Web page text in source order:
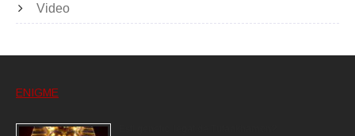
Video
ENIGME